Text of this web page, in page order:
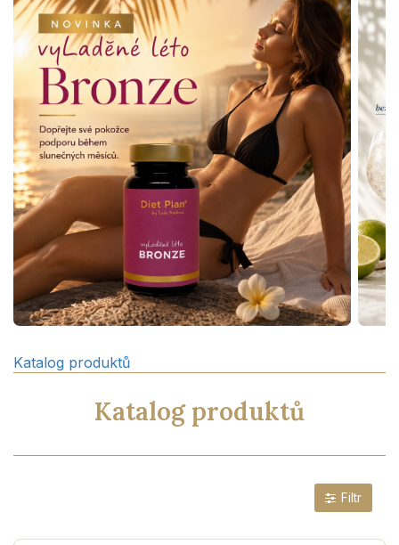
Katalog produktů
Katalog produktů
Filtr